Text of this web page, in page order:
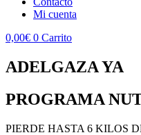
Mi cuenta
0,00€ 0 Carrito
ADELGAZA YA
PROGRAMA
PIERDE HASTA 6 KILOS